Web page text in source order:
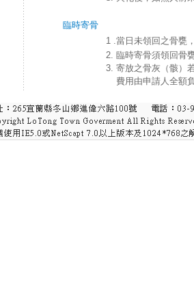
臨時寄骨
1 .當日未領回之骨甕
2. 臨時寄骨須領回骨
3. 寄放之骨灰（骸）
費用由申請人全額